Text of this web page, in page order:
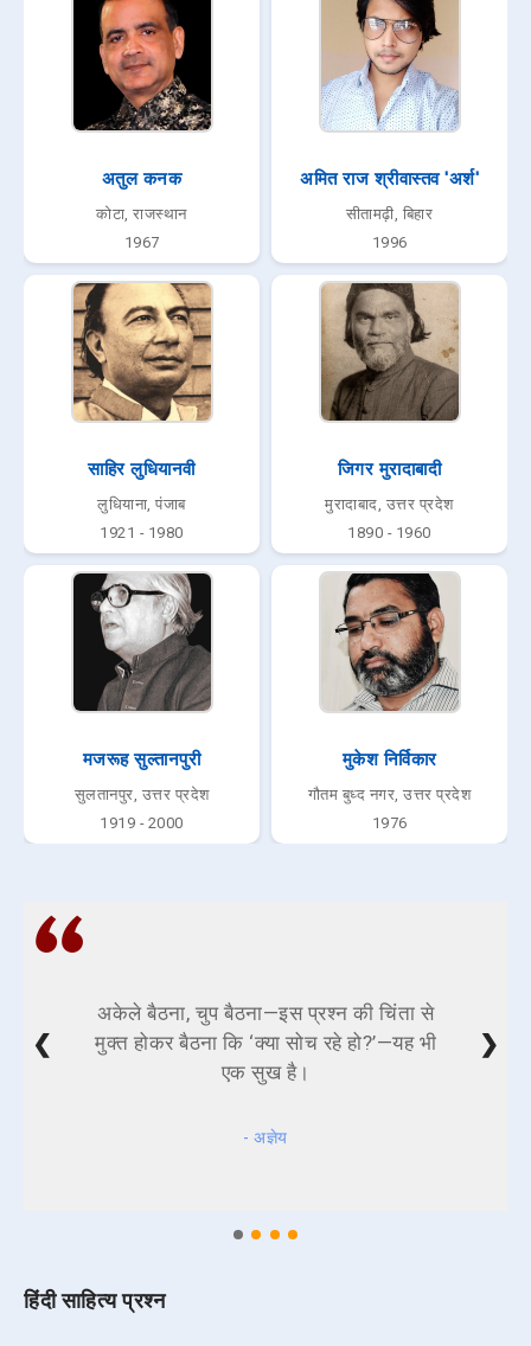
अतुल कनक
कोटा, राजस्थान
1967
अमित राज श्रीवास्तव 'अर्श'
सीतामढ़ी, बिहार
1996
साहिर लुधियानवी
लुधियाना, पंजाब
1921 - 1980
जिगर मुरादाबादी
मुरादाबाद, उत्तर प्रदेश
1890 - 1960
मजरूह सुल्तानपुरी
सुलतानपुर, उत्तर प्रदेश
1919 - 2000
मुकेश निर्विकार
गौतम बुध्द नगर, उत्तर प्रदेश
1976
अकेले बैठना, चुप बैठना—इस प्रश्न की चिंता से
मुक्त होकर बैठना कि ‘क्या सोच रहे हो?’—यह भी
एक सुख है।
- अज्ञेय
❮ ❯
हिंदी साहित्य प्रश्न